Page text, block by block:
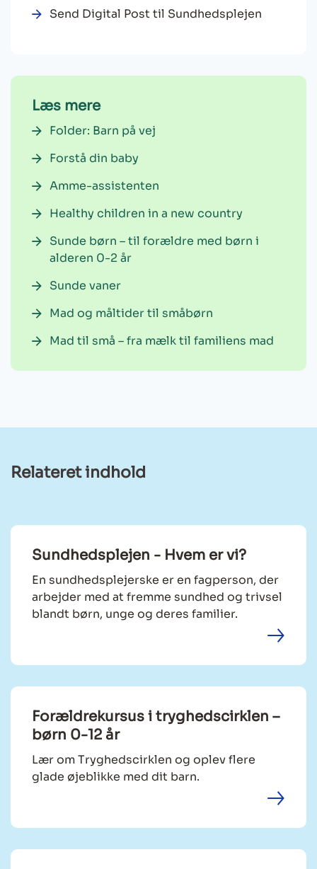
Send Digital Post til Sundhedsplejen
Læs mere
Folder: Barn på vej
Forstå din baby
Amme-assistenten
Healthy children in a new country
Sunde børn – til forældre med børn i
alderen 0-2 år
Sunde vaner
Mad og måltider til småbørn
Mad til små – fra mælk til familiens mad
Relateret indhold
Sundhedsplejen - Hvem er vi?
En sundhedsplejerske er en fagperson, der
arbejder med at fremme sundhed og trivsel
blandt børn, unge og deres familier.
Forældrekursus i tryghedscirklen –
børn 0-12 år
Lær om Tryghedscirklen og oplev flere
glade øjeblikke med dit barn.